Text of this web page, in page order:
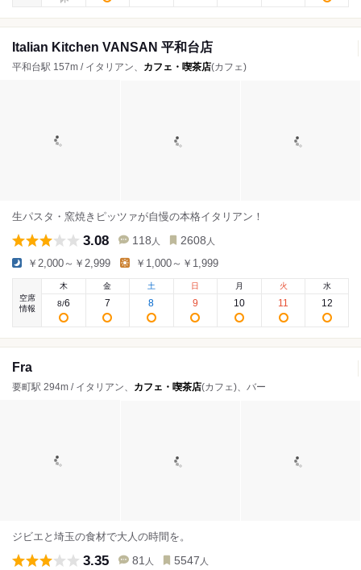
Italian Kitchen VANSAN 平和台店
平和台駅 157m / イタリアン、 カフェ・喫茶店(カフェ)
生パスタ・窯焼きピッツァが自慢の本格イタリアン！
3.08 118 人 2608 人
￥2,000～￥2,999 ￥1,000～￥1,999
空席
情報
木
8/6
金
7
土
8
日
9
月
10
火
11
水
12
Fra
要町駅 294m / イタリアン、 カフェ・喫茶店(カフェ)、バー
ジビエと埼玉の食材で大人の時間を。
3.35 81 人 5547 人